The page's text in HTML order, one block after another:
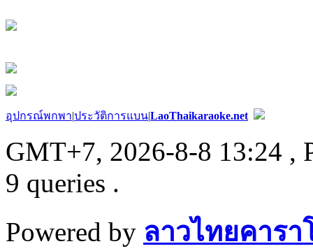
อุปกรณ์พกพา|ประวัติการแบน|LaoThaikaraoke.net
GMT+7, 2026-8-8 13:24 ,
9 queries .
Powered by ลาวไทยคารา